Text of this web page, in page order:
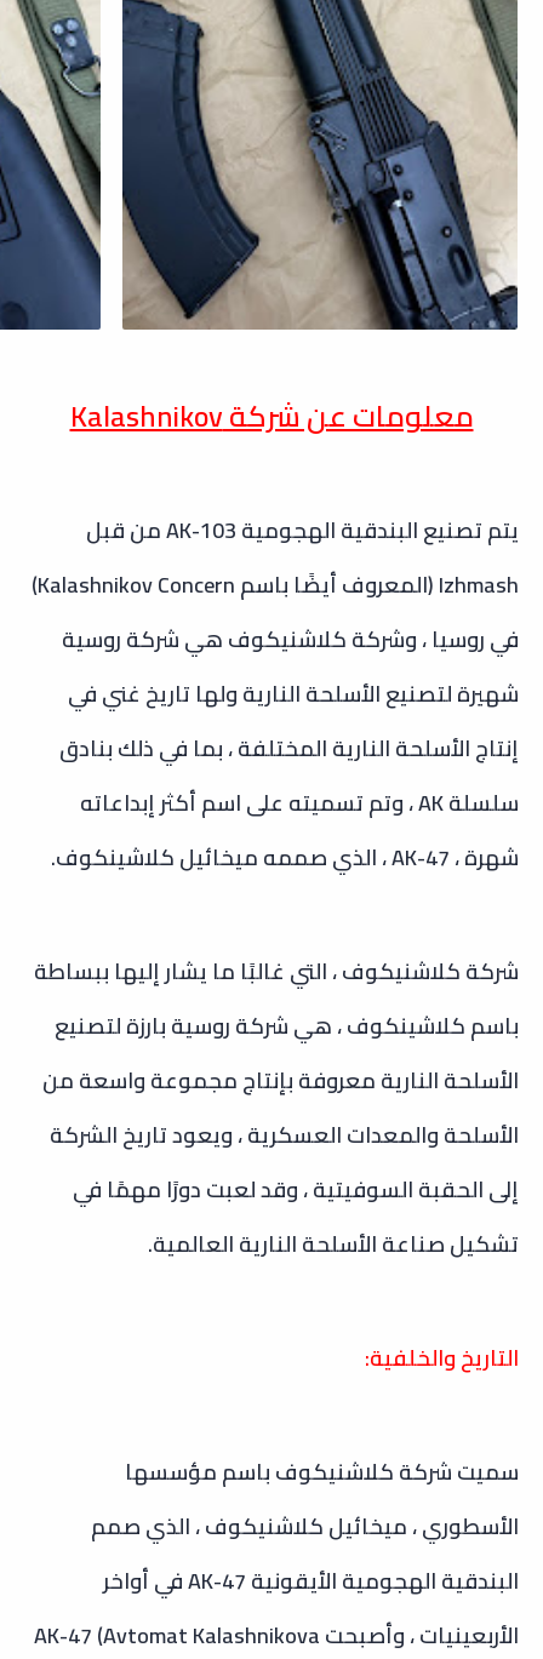
معلومات عن شركة Kalashnikov
يتم تصنيع البندقية الهجومية AK-103 من قبل
Izhmash (المعروف أيضًا باسم Kalashnikov Concern)
في روسيا ، وشركة كلاشنيكوف هي شركة روسية
شهيرة لتصنيع الأسلحة النارية ولها تاريخ غني في
إنتاج الأسلحة النارية المختلفة ، بما في ذلك بنادق
سلسلة AK ، وتم تسميته على اسم أكثر إبداعاته
شهرة ، AK-47 ، الذي صممه ميخائيل كلاشينكوف.
شركة كلاشنيكوف ، التي غالبًا ما يشار إليها ببساطة
باسم كلاشينكوف ، هي شركة روسية بارزة لتصنيع
الأسلحة النارية معروفة بإنتاج مجموعة واسعة من
الأسلحة والمعدات العسكرية ، ويعود تاريخ الشركة
إلى الحقبة السوفيتية ، وقد لعبت دورًا مهمًا في
تشكيل صناعة الأسلحة النارية العالمية.
التاريخ والخلفية:
سميت شركة كلاشنيكوف باسم مؤسسها
الأسطوري ، ميخائيل كلاشنيكوف ، الذي صمم
البندقية الهجومية الأيقونية AK-47 في أواخر
الأربعينيات ، وأصبحت AK-47 (Avtomat Kalashnikova